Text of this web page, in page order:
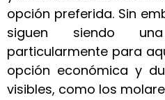
opción preferida. Sin
siguen siendo
particularmente para
opción económica y
visibles, como los